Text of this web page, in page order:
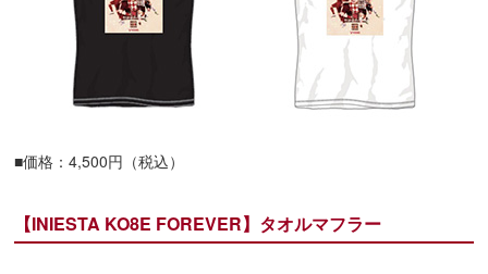
■価格：4,500円（税込）
【INIESTA KO8E FOREVER】タオルマフラー